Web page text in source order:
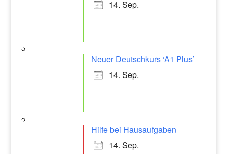
14. Sep.
Neuer Deutschkurs ‘A1 Plus’
14. Sep.
Hilfe bei Hausaufgaben
14. Sep.